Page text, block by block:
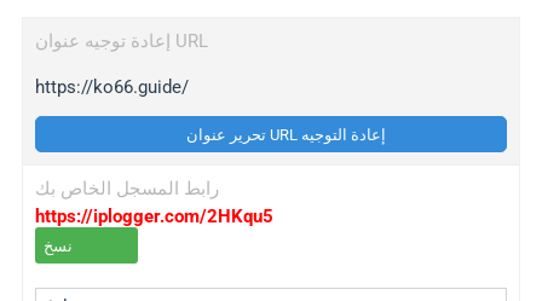
إعادة توجيه عنوان URL
https://ko66.guide/
تحرير عنوان URL إعادة التوجيه
رابط المسجل الخاص بك
https://iplogger.com/2HKqu5
نسخ